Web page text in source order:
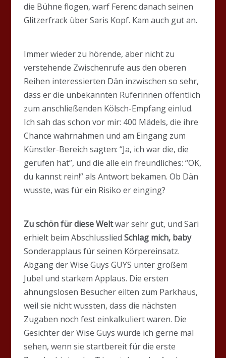
die Bühne flogen, warf Ferenc danach seinen
Glitzerfrack über Saris Kopf. Kam auch gut an.
Immer wieder zu hörende, aber nicht zu
verstehende Zwischenrufe aus den oberen
Reihen interessierten Dän inzwischen so sehr,
dass er die unbekannten Ruferinnen öffentlich
zum anschließenden Kölsch-Empfang einlud.
Ich sah das schon vor mir: 400 Mädels, die ihre
Chance wahrnahmen und am Eingang zum
Künstler-Bereich sagten: “Ja, ich war die, die
gerufen hat”, und die alle ein freundliches: “OK,
du kannst rein!” als Antwort bekamen. Ob Dän
wusste, was für ein Risiko er einging?
Zu schön für diese Weltwar sehr gut, und Sari
erhielt beim AbschlussliedSchlag mich, baby
Sonderapplaus für seinen Körpereinsatz.
Abgang der Wise Guys GUYS unter großem
Jubel und starkem Applaus. Die ersten
ahnungslosen Besucher eilten zum Parkhaus,
weil sie nicht wussten, dass die nächsten
Zugaben noch fest einkalkuliert waren. Die
Gesichter der Wise Guys würde ich gerne mal
sehen, wenn sie startbereit für die erste